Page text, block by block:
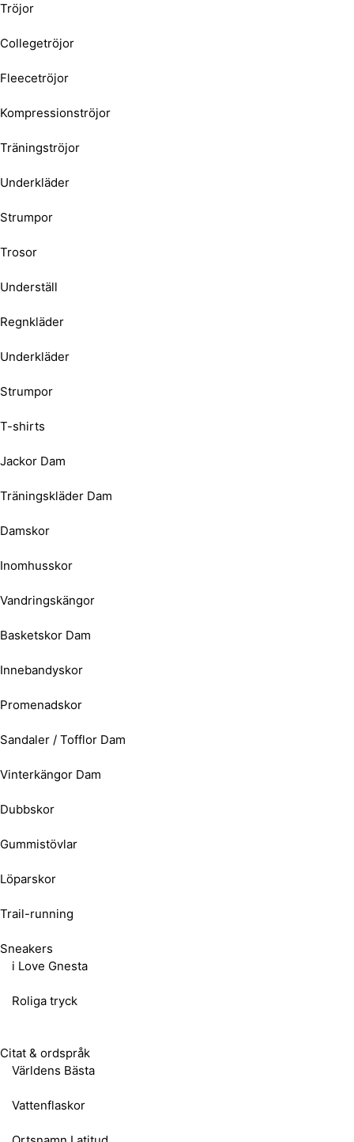
Tröjor
Collegetröjor
Fleecetröjor
Kompressionströjor
Träningströjor
Underkläder
Strumpor
Trosor
Underställ
Regnkläder
Underkläder
Strumpor
T-shirts
Jackor Dam
Träningskläder Dam
Damskor
Inomhusskor
Vandringskängor
Basketskor Dam
Innebandyskor
Promenadskor
Sandaler / Tofflor Dam
Vinterkängor Dam
Dubbskor
Gummistövlar
Löparskor
Trail-running
Sneakers
i Love Gnesta
Roliga tryck
Citat & ordspråk
Världens Bästa
Vattenflaskor